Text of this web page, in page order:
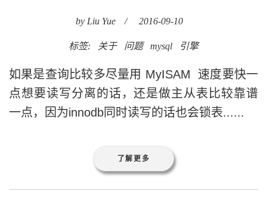
by Liu Yue / 2016-09-10
标签: 关于 问题 mysql 引擎
如果是查询比较多尽量用 MyISAM 速度要快一
点想要读写分离的话，还是做主从表比较靠谱
一点，因为innodb同时读写的话也会锁表......
了解更多